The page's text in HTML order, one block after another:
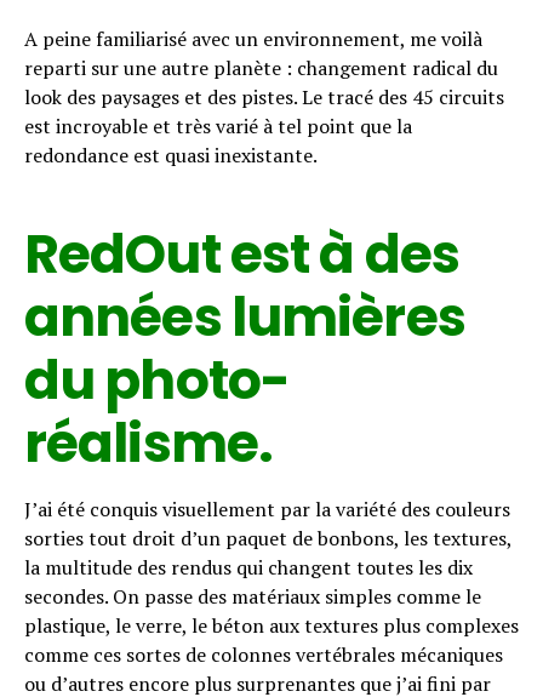
A peine familiarisé avec un environnement, me voilà
reparti sur une autre planète : changement radical du
look des paysages et des pistes. Le tracé des 45 circuits
est incroyable et très varié à tel point que la
redondance est quasi inexistante.
RedOut est à des
années lumières
du photo-
réalisme.
J’ai été conquis visuellement par la variété des couleurs
sorties tout droit d’un paquet de bonbons, les textures,
la multitude des rendus qui changent toutes les dix
secondes. On passe des matériaux simples comme le
plastique, le verre, le béton aux textures plus complexes
comme ces sortes de colonnes vertébrales mécaniques
ou d’autres encore plus surprenantes que j’ai fini par